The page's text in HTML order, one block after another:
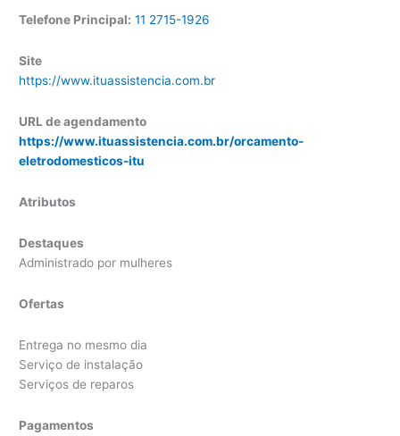
Telefone Principal: 11 2715-1926
Site
https://www.ituassistencia.com.br
URL de agendamento
https://www.ituassistencia.com.br/orcamento-
eletrodomesticos-itu
Atributos
Destaques
Administrado por mulheres
Ofertas
Entrega no mesmo dia
Serviço de instalação
Serviços de reparos
Pagamentos